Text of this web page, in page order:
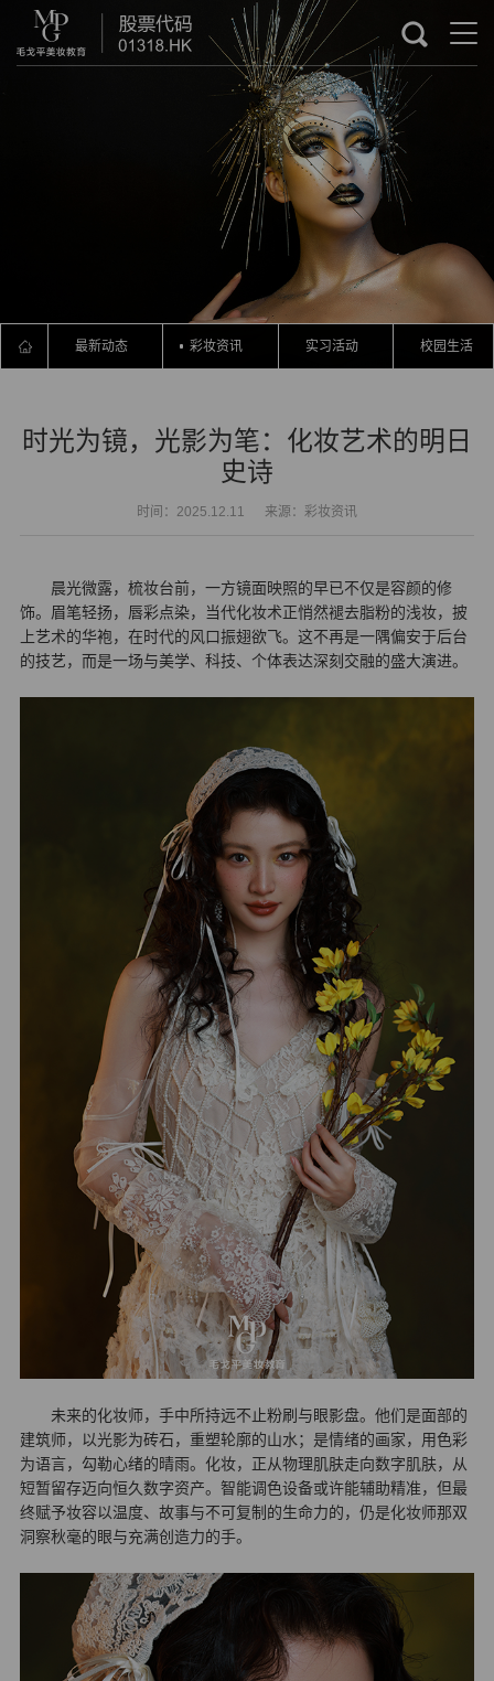
最新动态 彩妆资讯 实习活动 校园生活
时光为镜，光影为笔：化妆艺术的明日
史诗
时间：2025.12.11 来源：彩妆资讯
晨光微露，梳妆台前，一方镜面映照的早已不仅是容颜的修
饰。眉笔轻扬，唇彩点染，当代化妆术正悄然褪去脂粉的浅妆，披
上艺术的华袍，在时代的风口振翅欲飞。这不再是一隅偏安于后台
的技艺，而是一场与美学、科技、个体表达深刻交融的盛大演进。
未来的化妆师，手中所持远不止粉刷与眼影盘。他们是面部的
建筑师，以光影为砖石，重塑轮廓的山水；是情绪的画家，用色彩
为语言，勾勒心绪的晴雨。化妆，正从物理肌肤走向数字肌肤，从
短暂留存迈向恒久数字资产。智能调色设备或许能辅助精准，但最
终赋予妆容以温度、故事与不可复制的生命力的，仍是化妆师那双
洞察秋毫的眼与充满创造力的手。